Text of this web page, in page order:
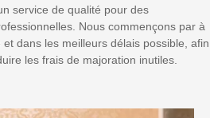
service de qualité pour des
Nous commençons par à
dans les meilleurs délais possible, afin
les frais de majoration inutiles.